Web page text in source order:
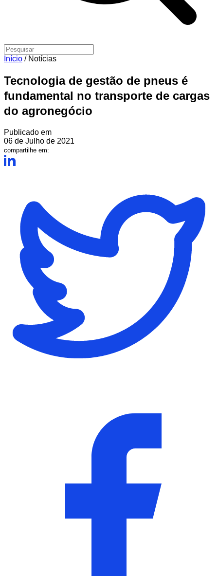
Início / Notícias
Tecnologia de gestão de pneus é
fundamental no transporte de cargas
do agronegócio
Publicado em
06 de Julho de 2021
compartilhe em: